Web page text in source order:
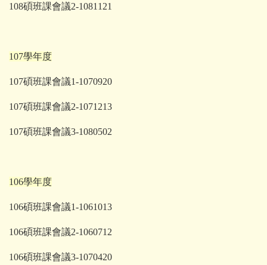
108碩班課會議2-1081121
107學年度
107碩班課會議1-1070920
107碩班課會議2-1071213
107碩班課會議3-1080502
106學年度
106碩班課會議1-1061013
106碩班課會議2-1060712
106碩班課會議3-1070420